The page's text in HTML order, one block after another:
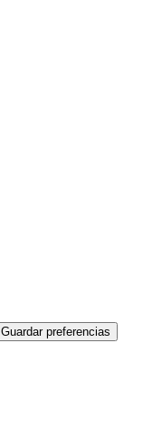
Guardar preferencias